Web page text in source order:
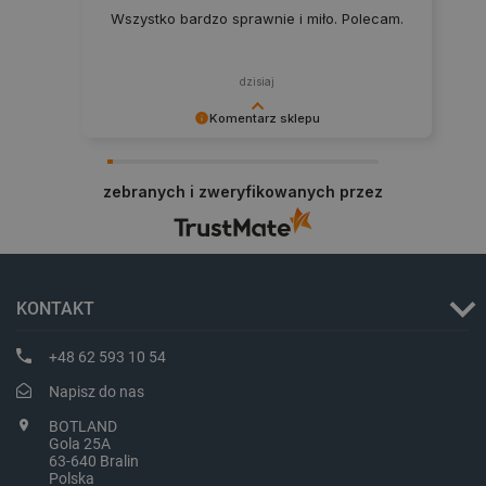
Komentarz sklepu
na przyszłość.
Wszystko bardzo sprawnie i miło. Polecam.
dzisiaj
zebranych i zweryfikowanych przez
KONTAKT
+48 62 593 10 54
Napisz do nas
BOTLAND
Gola 25A
63-640 Bralin
Polska